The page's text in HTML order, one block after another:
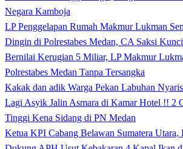
Negara Kamboja
LP Penggelapan Rumah Makmur Lukman
Dingin di Polrestabes Medan, CA Saksi
Bernilai Kerugian 5 Miliar, LP Makmur
Polrestabes Medan Tanpa Tersangka
Kakak dan adik Warga Pekan Labuhan
Lagi Asyik Jalin Asmara di Kamar Hotel !! 2
Tinggi Kena Sidang di PN Medan
Ketua KPI Cabang Belawan Sumatera Utara,